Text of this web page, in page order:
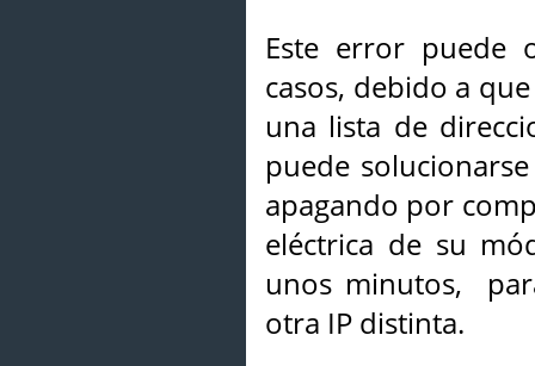
Este error puede
casos, debido a
una lista de
puede
apagando por
eléctrica de su
unos minutos,
otra IP distinta.